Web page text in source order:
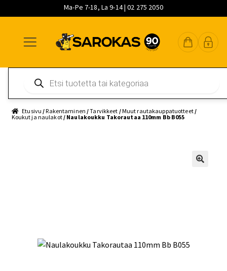
Ma-Pe 7-18, La 9-14 | 02 275 2050
navigointiin
sisältöön
pääsisältöön
search
Etusivu /Rakentaminen /Tarvikkeet /Muut rautakauppatuotteet/
Koukut ja naulakot/ Naulakoukku Takorautaa 110mm Bb B055